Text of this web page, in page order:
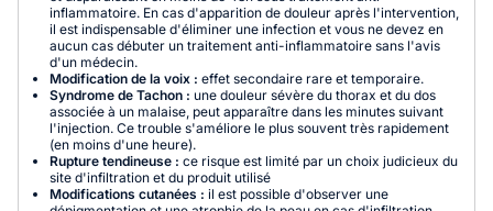
inflammatoire. En cas d'apparition de douleur après l'intervention,
il est indispensable d'éliminer une infection et vous ne devez en
aucun cas débuter un traitement anti-inflammatoire sans l'avis
d'un médecin.
Modification de la voix : effet secondaire rare et temporaire.
Syndrome de Tachon : une douleur sévère du thorax et du dos
associée à un malaise, peut apparaître dans les minutes suivant
l'injection. Ce trouble s'améliore le plus souvent très rapidement
(en moins d'une heure).
Rupture tendineuse : ce risque est limité par un choix judicieux du
site d'infiltration et du produit utilisé
Modifications cutanées : il est possible d'observer une